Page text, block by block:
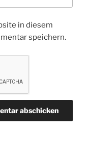
in diesem
speichern.